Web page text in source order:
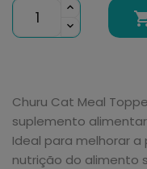
Churu Cat Meal
suplemento
Ideal para melhorar
nutrição do alimento